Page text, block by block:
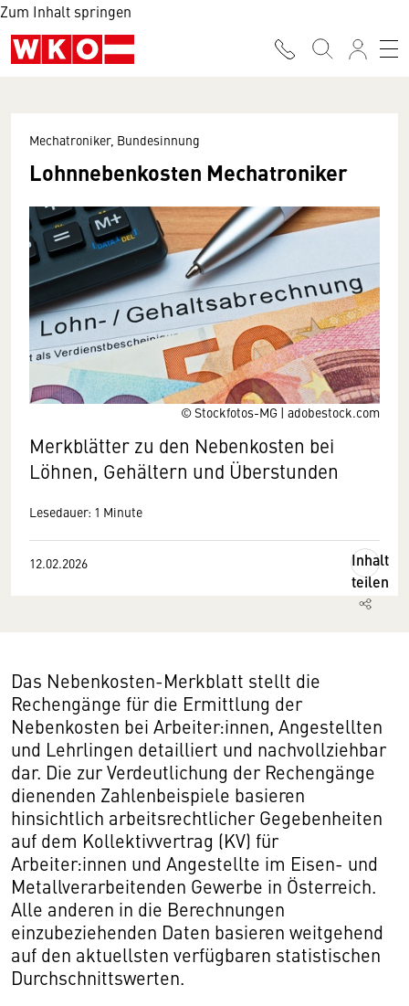
Zum Inhalt springen
© Stockfotos-MG | adobestock.com
Mechatroniker, Bundesinnung
Lohnnebenkosten Mechatroniker
Merkblätter zu den Nebenkosten bei
Löhnen, Gehältern und Überstunden
Lesedauer: 1 Minute
12.02.2026
Inhalt
teilen
Das Nebenkosten-Merkblatt stellt die
Rechengänge für die Ermittlung der
Nebenkosten bei Arbeiter:innen, Angestellten
und Lehrlingen detailliert und nachvollziehbar
dar. Die zur Verdeutlichung der Rechengänge
dienenden Zahlenbeispiele basieren
hinsichtlich arbeitsrechtlicher Gegebenheiten
auf dem Kollektivvertrag (KV) für
Arbeiter:innen und Angestellte im Eisen- und
Metallverarbeitenden Gewerbe in Österreich.
Alle anderen in die Berechnungen
einzubeziehenden Daten basieren weitgehend
auf den aktuellsten verfügbaren statistischen
Durchschnittswerten.